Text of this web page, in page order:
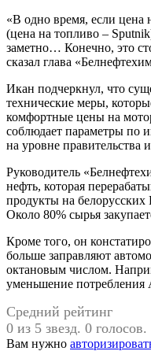
«В одно время, если цена
(цена на топливо –
заметно… Конечно, это
сказал глава
Икан подчеркнул, что
технические меры,
комфортные цены на
соблюдает параметры по
на уровне
Руководитель
нефть, которая
продукты на
Около 80% сырья
Кроме того, он
больше заправляют
октановым числом.
уменьшение
Средний рейтинг
0 из 5 звезд. 0 голосов.
Вам нужно